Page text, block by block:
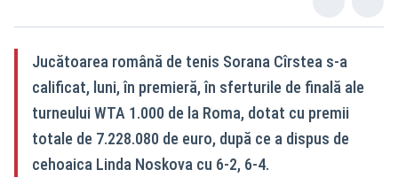
Jucătoarea română de tenis Sorana Cîrstea s-a
calificat, luni, în premieră, în sferturile de finală ale
turneului WTA 1.000 de la Roma, dotat cu premii
totale de 7.228.080 de euro, după ce a dispus de
cehoaica Linda Noskova cu 6-2, 6-4.